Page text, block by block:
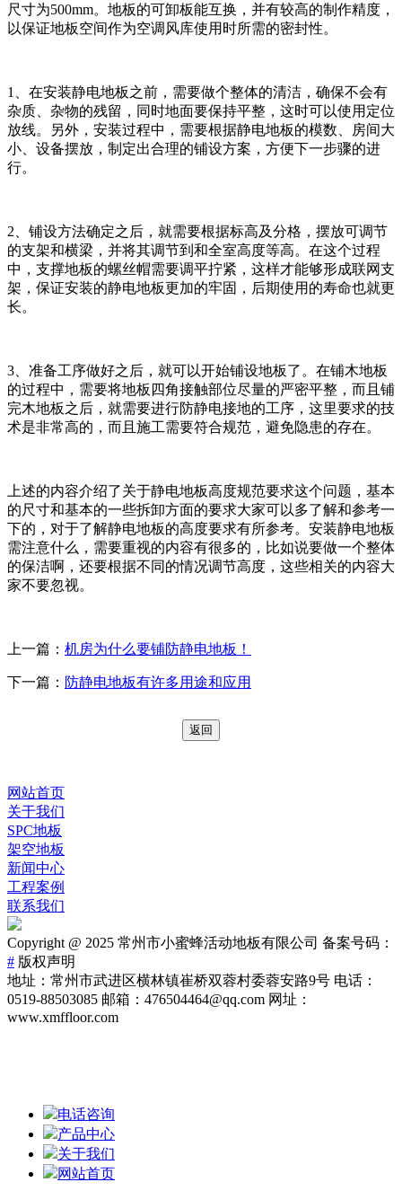
尺寸为500mm。地板的可卸板能互换，并有较高的制作精度，
以保证地板空间作为空调风库使用时所需的密封性。
1、在安装静电地板之前，需要做个整体的清洁，确保不会有
杂质、杂物的残留，同时地面要保持平整，这时可以使用定位
放线。另外，安装过程中，需要根据静电地板的模数、房间大
小、设备摆放，制定出合理的铺设方案，方便下一步骤的进
行。
2、铺设方法确定之后，就需要根据标高及分格，摆放可调节
的支架和横梁，并将其调节到和全室高度等高。在这个过程
中，支撑地板的螺丝帽需要调平拧紧，这样才能够形成联网支
架，保证安装的静电地板更加的牢固，后期使用的寿命也就更
长。
3、准备工序做好之后，就可以开始铺设地板了。在铺木地板
的过程中，需要将地板四角接触部位尽量的严密平整，而且铺
完木地板之后，就需要进行防静电接地的工序，这里要求的技
术是非常高的，而且施工需要符合规范，避免隐患的存在。
上述的内容介绍了关于静电地板高度规范要求这个问题，基本
的尺寸和基本的一些拆卸方面的要求大家可以多了解和参考一
下的，对于了解静电地板的高度要求有所参考。安装静电地板
需注意什么，需要重视的内容有很多的，比如说要做一个整体
的保洁啊，还要根据不同的情况调节高度，这些相关的内容大
家不要忽视。
上一篇： 机房为什么要铺防静电地板！
下一篇： 防静电地板有许多用途和应用
网站首页
关于我们
SPC地板
架空地板
新闻中心
工程案例
联系我们
Copyright @ 2025 常州市小蜜蜂活动地板有限公司 备案号码：
# 版权声明
地址：常州市武进区横林镇崔桥双蓉村委蓉安路9号 电话：
0519-88503085 邮箱：476504464@qq.com 网址：
www.xmffloor.com
电话咨询
产品中心
关于我们
网站首页